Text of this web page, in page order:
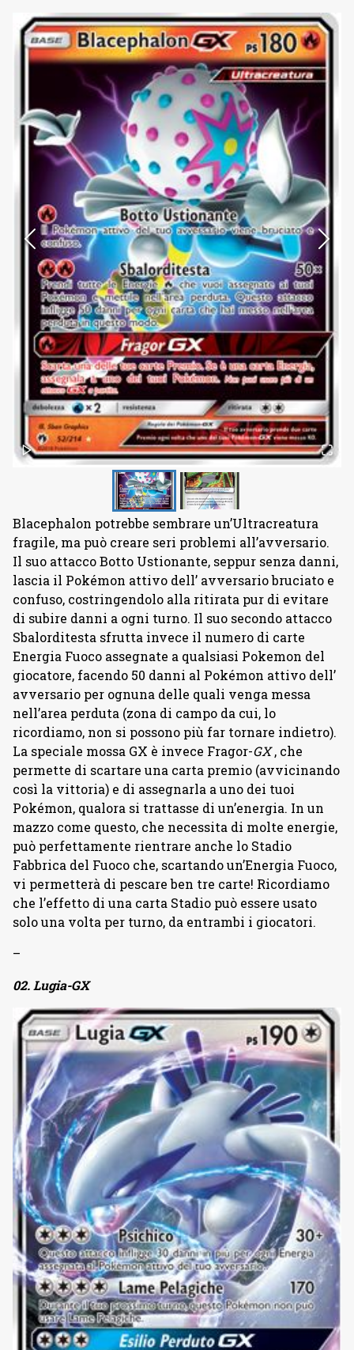
Blacephalon potrebbe sembrare un’Ultracreatura
fragile, ma può creare seri problemi all’avversario.
Il suo attacco Botto Ustionante, seppur senza danni,
lascia il Pokémon attivo dell’ avversario bruciato e
confuso, costringendolo alla ritirata pur di evitare
di subire danni a ogni turno. Il suo secondo attacco
Sbalorditesta sfrutta invece il numero di carte
Energia Fuoco assegnate a qualsiasi Pokemon del
giocatore, facendo 50 danni al Pokémon attivo dell’
avversario per ognuna delle quali venga messa
nell’area perduta (zona di campo da cui, lo
ricordiamo, non si possono più far tornare indietro).
La speciale mossa GX è invece Fragor-GX, che
permette di scartare una carta premio (avvicinando
così la vittoria) e di assegnarla a uno dei tuoi
Pokémon, qualora si trattasse di un’energia. In un
mazzo come questo, che necessita di molte energie,
può perfettamente rientrare anche lo Stadio
Fabbrica del Fuoco che, scartando un’Energia Fuoco,
vi permetterà di pescare ben tre carte! Ricordiamo
che l’effetto di una carta Stadio può essere usato
solo una volta per turno, da entrambi i giocatori.
–
02. Lugia-GX